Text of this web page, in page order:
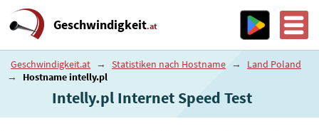
Geschwindigkeit.at
Geschwindigkeit.at → Statistiken nach Hostname →
Land Poland
→
Hostname intelly.pl
Intelly.pl Internet Speed ​​Test